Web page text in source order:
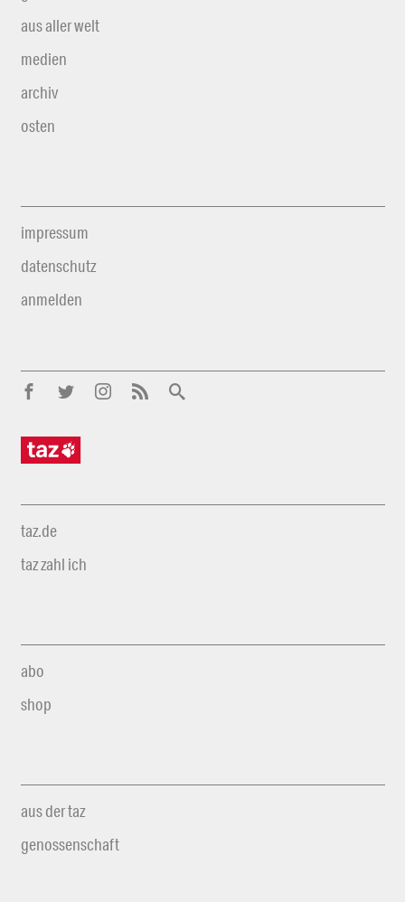
aus aller welt
medien
archiv
osten
impressum
datenschutz
anmelden
taz.de
taz zahl ich
abo
shop
aus der taz
genossenschaft